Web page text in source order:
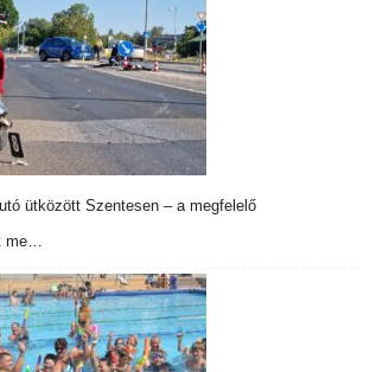
ütközött Szentesen – a megfelelő
me…